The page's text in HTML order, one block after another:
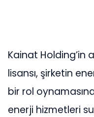
Kainat Holding’in
lisansı, şirketin
bir rol
enerji hizmetleri